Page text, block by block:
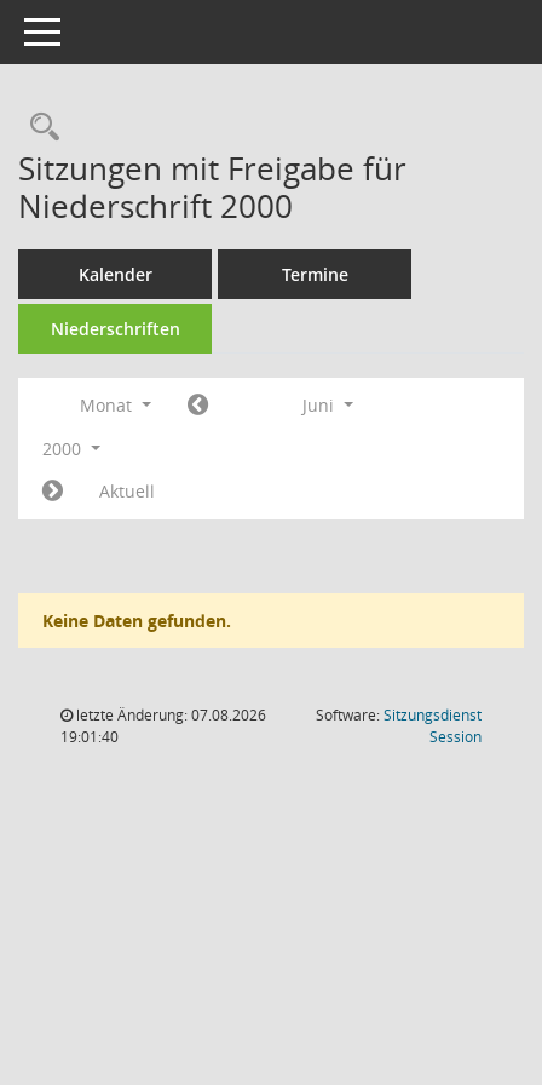
Toggle navigation
Rechercheauswahl
Sitzungen mit Freigabe für
Niederschrift 2000
Kalender Termine
Niederschriften
Monat
Juni
2000
Aktuell
Keine Daten gefunden.
letzte Änderung: 07.08.2026
19:01:40
Software:Sitzungsdienst
Session(Wird in